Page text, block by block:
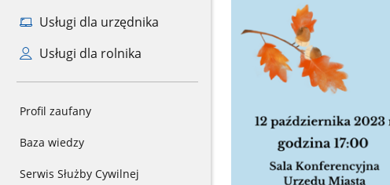
Usługi dla urzędnika
Usługi dla rolnika
Profil zaufany
Baza wiedzy
Serwis Służby Cywilnej